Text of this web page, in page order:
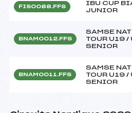
FIS0088.FFS
IBU CUP
JUNIOR
BNAM0012.FFS
SAMSE
TOUR U19 /
SENIOR
BNAM0011.FFS
SAMSE
TOUR U19 /
SENIOR